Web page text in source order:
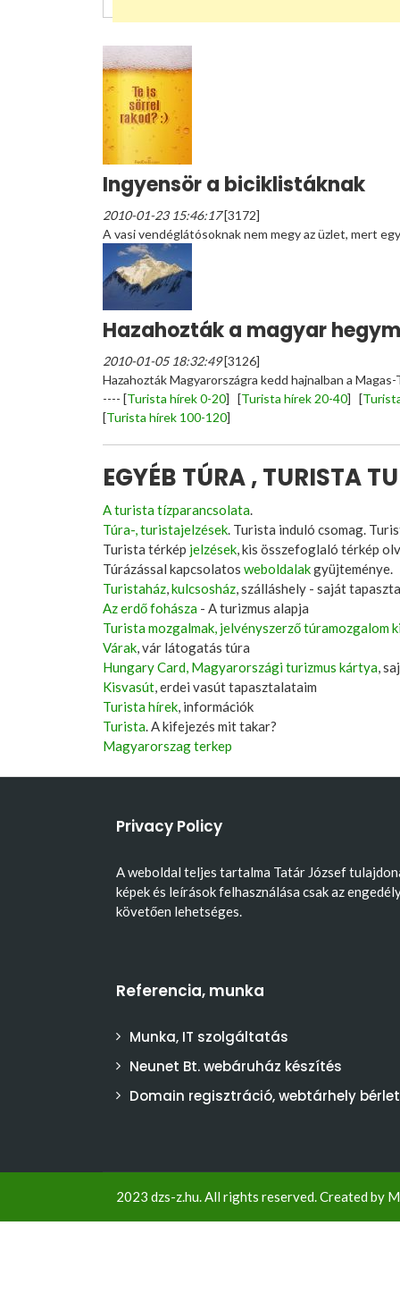
Ingyensör a biciklistáknak
2010-01-23 15:46:17[3172]
A vasi vendéglátósoknak nem megy az üzlet, mert
Hazahozták a magyar
2010-01-05 18:32:49[3126]
Hazahozták Magyarországra kedd hajnalban a
---- [Turista hírek 0-20] [Turista hírek 20-40] [
[Turista hírek 100-120]
EGYÉB TÚRA , TURISTA
A turista tízparancsolata.
Túra-, turistajelzések. Turista induló csomag.
Turista térkép jelzések, kis összefoglaló térkép
Túrázással kapcsolatos weboldalakgyüjteménye.
Turistaház,kulcsosház, szálláshely - saját
Az erdő fohásza - A turizmus alapja
Turista mozgalmak, jelvényszerző túramozgalom
Várak, vár látogatás túra
Hungary Card, Magyarországi turizmus kártya,
Kisvasút, erdei vasút tapasztalataim
Turista hírek, információk
Turista. A kifejezés mit takar?
Magyarorszag terkep
Privacy Policy
A weboldal teljes tartalma Tatár József
képek és leírások felhasználása csak az
követően lehetséges.
Referencia, munka
Munka, IT szolgáltatás
Neunet Bt. webáruház készítés
Domain regisztráció, webtárhely bérlet
2023 dzs-z.hu. All rights reserved. Created by